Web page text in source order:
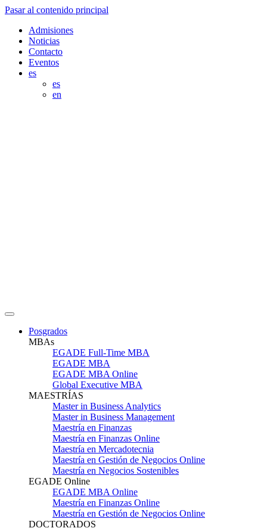
Pasar al contenido principal
Admisiones
Noticias
Contacto
Eventos
es
es
en
Posgrados
MBAs
EGADE Full-Time MBA
EGADE MBA
EGADE MBA Online
Global Executive MBA
MAESTRÍAS
Master in Business Analytics
Master in Business Management
Maestría en Finanzas
Maestría en Finanzas Online
Maestría en Mercadotecnia
Maestría en Gestión de Negocios Online
Maestría en Negocios Sostenibles
EGADE Online
EGADE MBA Online
Maestría en Finanzas Online
Maestría en Gestión de Negocios Online
DOCTORADOS